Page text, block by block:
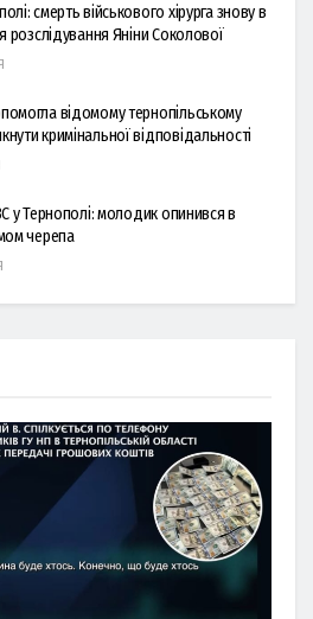
смерть військового хірурга знову в
розслідування Яніни Соколової
відомому тернопільському
кримінальної відповідальності
у Тернополі: молодик опинився в
черепа